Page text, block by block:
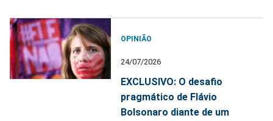
OPINIÃO
24/07/2026
EXCLUSIVO: O desafio
pragmático de Flávio
Bolsonaro diante de um